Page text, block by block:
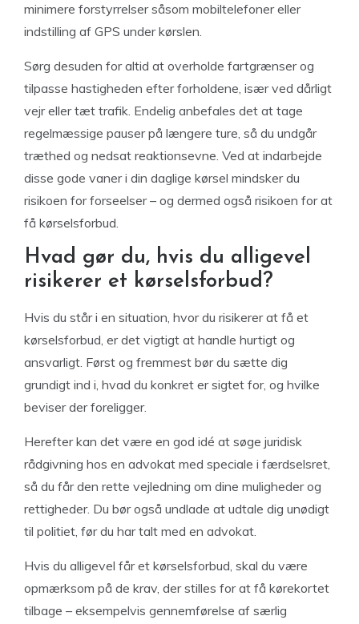
minimere forstyrrelser såsom mobiltelefoner eller
indstilling af GPS under kørslen.
Sørg desuden for altid at overholde fartgrænser og
tilpasse hastigheden efter forholdene, især ved dårligt
vejr eller tæt trafik. Endelig anbefales det at tage
regelmæssige pauser på længere ture, så du undgår
træthed og nedsat reaktionsevne. Ved at indarbejde
disse gode vaner i din daglige kørsel mindsker du
risikoen for forseelser – og dermed også risikoen for at
få kørselsforbud.
Hvad gør du, hvis du alligevel
risikerer et kørselsforbud?
Hvis du står i en situation, hvor du risikerer at få et
kørselsforbud, er det vigtigt at handle hurtigt og
ansvarligt. Først og fremmest bør du sætte dig
grundigt ind i, hvad du konkret er sigtet for, og hvilke
beviser der foreligger.
Herefter kan det være en god idé at søge juridisk
rådgivning hos en advokat med speciale i færdselsret,
så du får den rette vejledning om dine muligheder og
rettigheder. Du bør også undlade at udtale dig unødigt
til politiet, før du har talt med en advokat.
Hvis du alligevel får et kørselsforbud, skal du være
opmærksom på de krav, der stilles for at få kørekortet
tilbage – eksempelvis gennemførelse af særlig